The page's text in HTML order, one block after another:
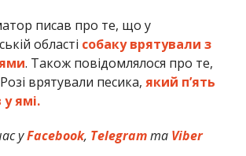
писав про те, що у
області собаку врятували з
. Також повідомлялося про те,
врятували песика, який п’ять
у ямі.
уFacebook, Telegramта Viber